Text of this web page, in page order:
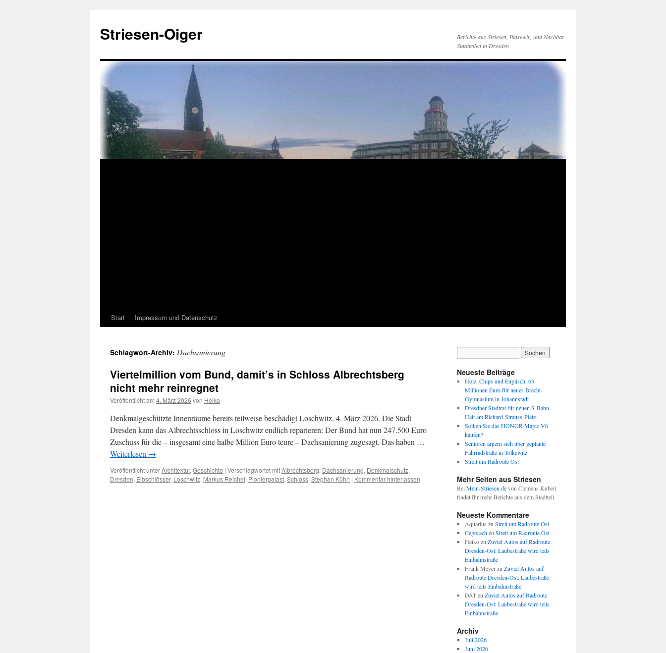
springen
Striesen-Oiger
Berichte aus Striesen, Blasewitz und Nachbar-
Stadtteilen in Dresden
Start Impressum und Datenschutz
Schlagwort-Archiv: Dachsanierung
Viertelmillion vom Bund, damit’s in Schloss Albrechtsberg
nicht mehr reinregnet
Veröffentlicht am 4. März 2026 von Heiko
Denkmalgeschützte Innenräume bereits teilweise beschädigt Loschwitz, 4. März 2026. Die Stadt
Dresden kann das Albrechtsschloss in Loschwitz endlich reparieren: Der Bund hat nun 247.500 Euro
Zuschuss für die – insgesamt eine halbe Million Euro teure – Dachsanierung zugesagt. Das haben …
Weiterlesen →
Veröffentlicht unterArchitektur, Geschichte | Verschlagwortet mitAlbrechtsberg, Dachsanierung, Denkmalschutz,
Dresden, Elbschlösser, Loschwitz, Markus Reichel, Pionierpalast, Schloss, Stephan Kühn | Kommentar hinterlassen
Neueste Beiträge
Holz, Chips und Englisch: 63
Millionen Euro für neues Brecht-
Gymnasium in Johannstadt
Dresdner Stadtrat für neuen S-Bahn-
Halt am Richard-Strauss-Platz
Sollten Sie das HONOR Magic V6
kaufen?
Senioren ärgern sich über geplante
Fahrradstraße in Tolkewitz
Streit um Radroute Ost
Mehr Seiten aus Striesen
Bei Mein-Striesen.devon Clemens Kubeil
findet Ihr mehr Berichte aus dem Stadtteil.
Neueste Kommentare
Aquarius zu Streit um Radroute Ost
Cegorachzu Streit um Radroute Ost
Heikozu Zuviel Autos auf Radroute
Dresden-Ost: Laubestraße wird teils
Einbahnstraße
Frank Meyerzu Zuviel Autos auf
Radroute Dresden-Ost: Laubestraße
wird teils Einbahnstraße
DATzu Zuviel Autos auf Radroute
Dresden-Ost: Laubestraße wird teils
Einbahnstraße
Archiv
Juli 2026
Juni 2026